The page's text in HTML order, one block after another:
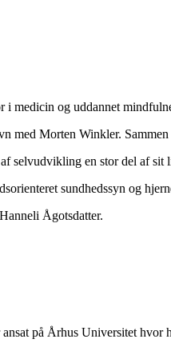
i medicin og uddannet
med Morten Winkler. Sammen
selvudvikling en stor del af
sundhedssyn og
Ågotsdatter.
på Århus Universitet hvor